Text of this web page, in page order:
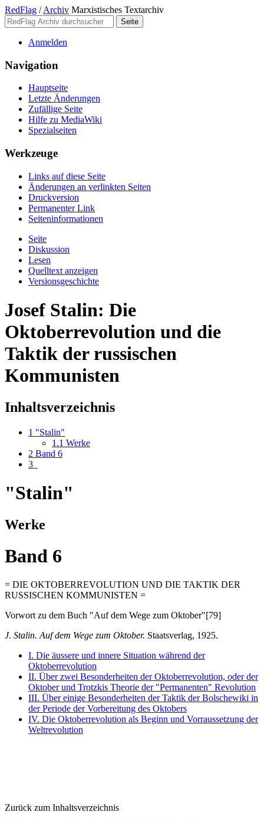
RedFlag / Archiv Marxistisches Textarchiv
Anmelden
Navigation
Hauptseite
Letzte Änderungen
Zufällige Seite
Hilfe zu MediaWiki
Spezialseiten
Werkzeuge
Links auf diese Seite
Änderungen an verlinkten Seiten
Druckversion
Permanenter Link
Seiten­­informationen
Seite
Diskussion
Lesen
Quelltext anzeigen
Versionsgeschichte
Josef Stalin: Die
Oktoberrevolution und die
Taktik der russischen
Kommunisten
Inhaltsverzeichnis
1 "Stalin"
1.1 Werke
2 Band 6
3
"Stalin"
Werke
Band 6
= DIE OKTOBERREVOLUTION UND DIE TAKTIK DER
RUSSISCHEN KOMMUNISTEN =
Vorwort zu dem Buch "Auf dem Wege zum Oktober"[79]
J. Stalin. Auf dem Wege zum Oktober. Staatsverlag, 1925.
I. Die äussere und innere Situation während der
Oktoberrevolution
II. Über zwei Besonderheiten der Oktoberrevolution, oder der
Oktober und Trotzkis Theorie der "Permanenten" Revolution
III. Über einige Besonderheiten der Taktik der Bolschewiki in
der Periode der Vorbereitung des Oktobers
IV. Die Oktoberrevolution als Beginn und Vorraussetzung der
Weltrevolution
Zurück zum Inhaltsverzeichnis